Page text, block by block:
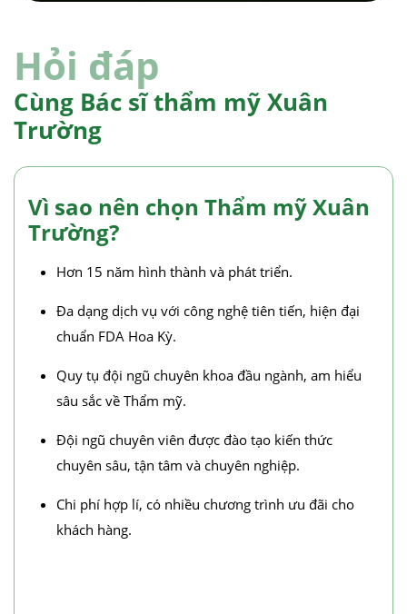
Hỏi đáp
Cùng Bác sĩ thẩm mỹ Xuân
Trường
Vì sao nên chọn Thẩm mỹ Xuân
Trường?
Hơn 15 năm hình thành và phát triển.
Đa dạng dịch vụ với công nghệ tiên tiến, hiện đại
chuẩn FDA Hoa Kỳ.
Quy tụ đội ngũ chuyên khoa đầu ngành, am hiểu
sâu sắc về Thẩm mỹ.
Đội ngũ chuyên viên được đào tạo kiến thức
chuyên sâu, tận tâm và chuyên nghiệp.
Chi phí hợp lí, có nhiều chương trình ưu đãi cho
khách hàng.